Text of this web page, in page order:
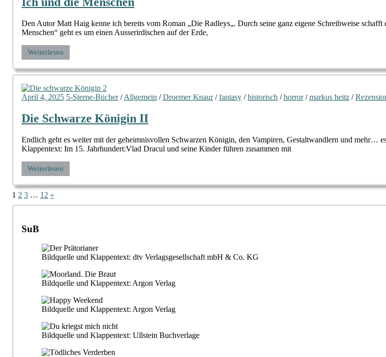
Den Autor Matt Haig kenne ich bereits vom Roman „Die Radleys„. Durch seine ganz eigene Schreibweise
Menschen“ geht es um einen Ausserirdischen auf der Erde,
Weiterlesen
April 4, 2025 5-Sterne-Bücher/Allgemein /Droemer Knaur/fantasy /historisch /horror/markus heitz /
Die Schwarze Königin II
Endlich geht es weiter mit der geheimnisvollen Schwarzen Königin, den Vampiren, Gestaltwandlern und
Klappentext: Im 15. Jahrhundert:Vlad Dracul und seine Kinder führen zusammen mit
Weiterlesen
Seitennummerierung
der
Beiträge
1 2 3 … 12 Nächste
Beiträge
»
SuB
Bildquelle und Klappentext: dtv Verlagsgesellschaft mbH & Co. KG
Bildquelle und Klappentext: Argon Verlag
Bildquelle und Klappentext: Argon Verlag
Bildquelle und Klappentext: Ullstein Buchverlage